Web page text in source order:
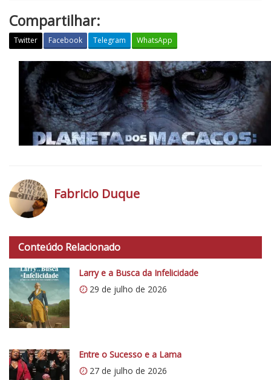
Compartilhar:
Twitter Facebook Telegram WhatsApp
P
l
a
t
a
d
o
s
M
c
a
t
p
s
:
/
/
0
.
Fabricio Duque
Conteúdo Relacionado
Larry e a Busca da Infelicidade
29 de julho de 2026
Entre o Sucesso e a Lama
27 de julho de 2026